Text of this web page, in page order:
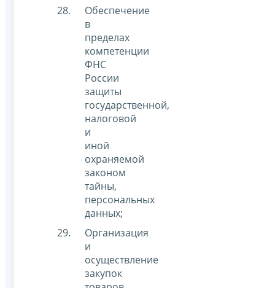
Обеспечение
в
пределах
компетенции
ФНС
России
защиты
государственной,
налоговой
и
иной
охраняемой
законом
тайны,
персональных
данных;
Организация
и
осуществление
закупок